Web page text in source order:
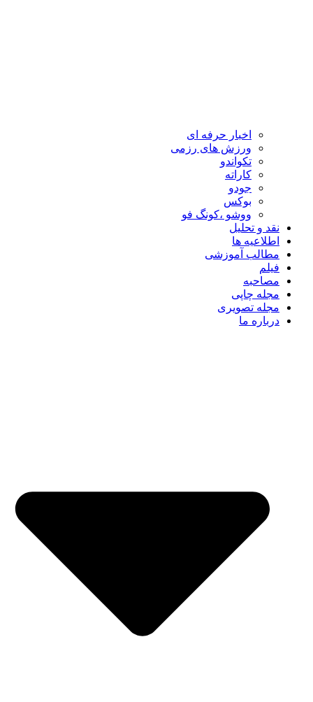
اخبار حرفه ای
ورزش های رزمی
تکواندو
کاراته
جودو
بوکس
ووشو ،کونگ فو
نقد و تحلیل
اطلاعیه ها
مطالب آموزشی
فیلم
مصاحبه
مجله چاپی
مجله تصویری
درباره ما